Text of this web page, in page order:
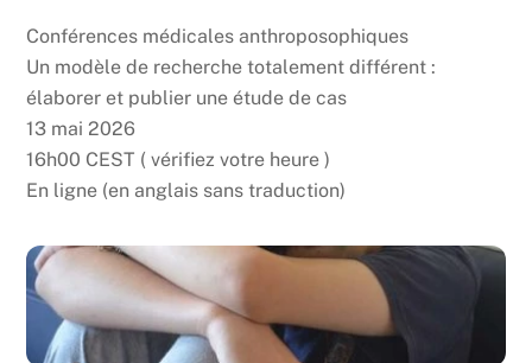
Conférences médicales anthroposophiques
Un modèle de recherche totalement différent :
élaborer et publier une étude de cas
13 mai 2026
16h00 CEST ( vérifiez votre heure )
En ligne (en anglais sans traduction)